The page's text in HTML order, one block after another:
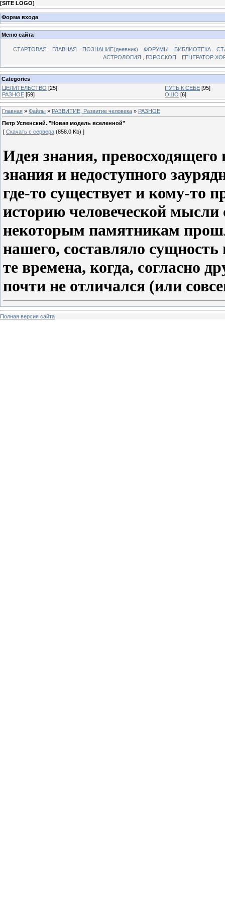
[SITE LOGO]
Форма входа
Меню сайта
СТАРТОВАЯ ГЛАВНАЯ ПОЗНАНИЕ(дневник) ФОРУМЫ БИБЛИОТЕКА
АСТРОЛОГИЯ , ГОРОСКОП
ГЕНЕРАТОР
Categories
ЦЕЛИТЕЛЬСТВО [25] ПУТЬ К СЕБЕ [95]
РАЗНОЕ [59] ОШО [6]
Главная » Файлы » РАЗВИТИЕ, Развитие человека » РАЗНОЕ
Петр Успенский. "Новая модель вселенной"
[ Скачать с сервера (858.0 Kb) ]
Идея знания,
знания и недоступного
где-то существует и кому-то
историю человеческой
некоторым памятникам
нашего, составляло
те времена, когда, согласно
почти не отличался (или
Полная версия сайта